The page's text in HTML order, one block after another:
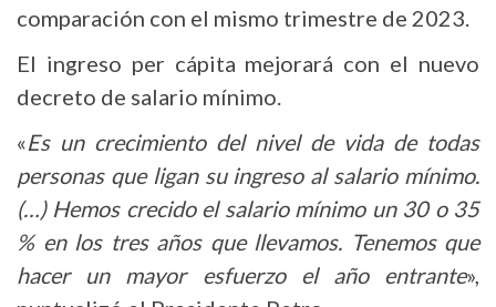
comparación con el mismo trimestre de 2023.
El ingreso per cápita mejorará con el nuevo
decreto de salario mínimo.
«Es un crecimiento del nivel de vida de todas
personas que ligan su ingreso al salario mínimo.
(…) Hemos crecido el salario mínimo un 30 o 35
% en los tres años que llevamos. Tenemos que
hacer un mayor esfuerzo el año entrante»,